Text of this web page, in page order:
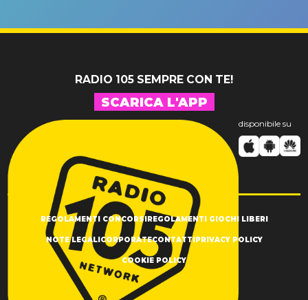
RADIO 105 SEMPRE CON TE!
SCARICA L'APP
disponibile su
REGOLAMENTI CONCORSI REGOLAMENTI GIOCHI LIBERI
NOTE LEGALI CORPORATECONTATTI PRIVACY POLICY
COOKIE POLICY